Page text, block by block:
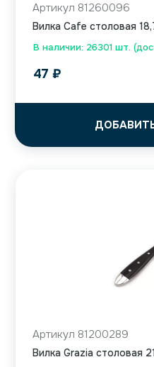
В наличии: 26301 шт.
Артикул 81260096
Вилка Cafe столовая
47 ₽
Артикул 81200289
Вилка Grazia столовая